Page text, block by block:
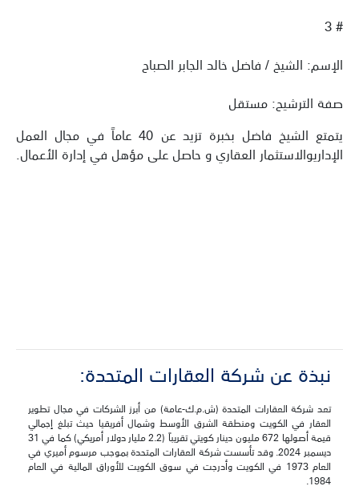
# 3
الإسم: الشيخ / فاضل خالد الجابر الصباح
صفة الترشيح: مستقل
يتمتع الشيخ فاضل بخبرة تزيد عن 40 عاماً في مجال العمل
الإداريوالاستثمار العقاري و حاصل على مؤهل في إدارة الأعمال.
نبذة عن شركة العقارات المتحدة‎:
تعد شركة العقارات المتحدة (ش.م.ك-عامة) من أبرز الشركات في مجال تطوير
العقار في الكويت ومنطقة الشرق الأوسط وشمال أفريقيا حيث تبلغ إجمالي
قيمة أصولها 672 مليون دينار كويتي تقريباً (2.2 مليار دولار أمريكي) كما في 31
ديسمبر 2024. وقد تأسست شركة العقارات المتحدة بموجب مرسوم أميري في
العام 1973 في الكويت وأدرجت في سوق الكويت للأوراق المالية في العام
1984.